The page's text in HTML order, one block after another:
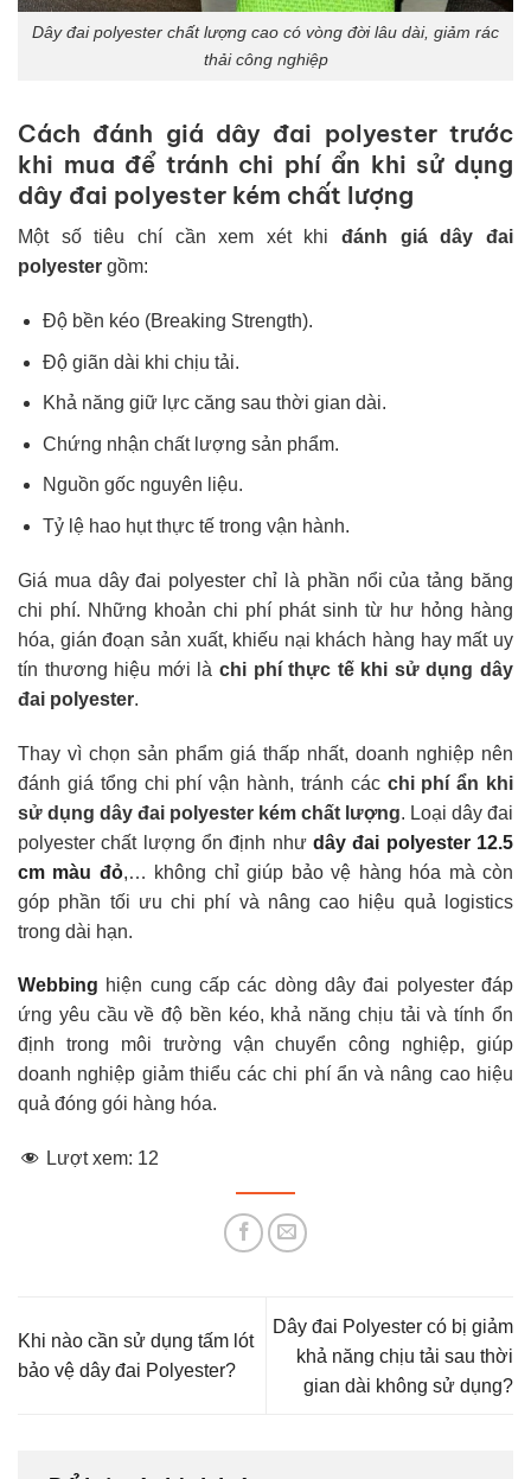
Dây đai polyester chất lượng cao có vòng đời lâu dài, giảm rác
thải công nghiệp
Cách đánh giá dây đai polyester trước
khi mua để tránh chi phí ẩn khi sử dụng
dây đai polyester kém chất lượng
Một số tiêu chí cần xem xét khiđánh giá dây đai
polyester gồm:
Độ bền kéo (Breaking Strength).
Độ giãn dài khi chịu tải.
Khả năng giữ lực căng sau thời gian dài.
Chứng nhận chất lượng sản phẩm.
Nguồn gốc nguyên liệu.
Tỷ lệ hao hụt thực tế trong vận hành.
Giá mua dây đai polyester chỉ là phần nổi của tảng băng
chi phí. Những khoản chi phí phát sinh từ hư hỏng hàng
hóa, gián đoạn sản xuất, khiếu nại khách hàng hay mất uy
tín thương hiệu mới là chi phí thực tế khi sử dụng dây
đai polyester.
Thay vì chọn sản phẩm giá thấp nhất, doanh nghiệp nên
đánh giá tổng chi phí vận hành, tránh các chi phí ẩn khi
sử dụng dây đai polyester kém chất lượng. Loại dây đai
polyester chất lượng ổn định như dây đai polyester 12.5
cm màu đỏ,… không chỉ giúp bảo vệ hàng hóa mà còn
góp phần tối ưu chi phí và nâng cao hiệu quả logistics
trong dài hạn.
Webbing hiện cung cấp các dòng dây đai polyester đáp
ứng yêu cầu về độ bền kéo, khả năng chịu tải và tính ổn
định trong môi trường vận chuyển công nghiệp, giúp
doanh nghiệp giảm thiểu các chi phí ẩn và nâng cao hiệu
quả đóng gói hàng hóa.
Lượt xem: 12
Khi nào cần sử dụng tấm lót
bảo vệ dây đai Polyester?
Dây đai Polyester có bị giảm
khả năng chịu tải sau thời
gian dài không sử dụng?